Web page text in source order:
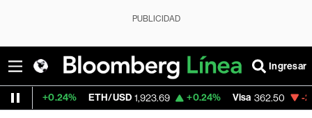
PUBLICIDAD
Ingresar
ETH/USD 1,923.69 +0.24% Visa 362.50 -2.15%